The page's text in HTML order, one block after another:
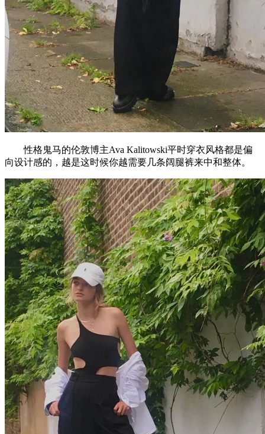
性格鬼马的伦敦博主Ava Kalitowski平时穿衣风格都是偏
向设计感的，越是这时候你越需要几条阔腿裤来中和整体。